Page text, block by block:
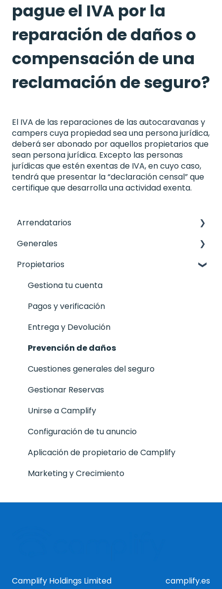
pague el IVA por la
reparación de daños o
compensación de una
reclamación de seguro?
El IVA de las reparaciones de las autocaravanas y
campers cuya propiedad sea una persona jurídica,
deberá ser abonado por aquellos propietarios que
sean persona jurídica. Excepto las personas
jurídicas que estén exentas de IVA, en cuyo caso,
tendrá que presentar la “declaración censal” que
certifique que desarrolla una actividad exenta.
Arrendatarios
Pago de la reserva
Entrega y devolución
Cobertura Avería, Daños, Accidente del
Generales
Iniciar sesión/Registrarse
Propietarios
Hacer una reserva a través de Camplify
Entrega y devolución
Primeros pasos
Comentarios
Seguridad en la plataforma
Propietarios
Gestiona tu cuenta
Pagos y verificación
Entrega y Devolución
Prevención de daños
Cuestiones generales del seguro
Gestionar Reservas
Unirse a Camplify
Configuración de tu anuncio
Aplicación de propietario de Camplify
Marketing y Crecimiento
Camplify Holdings Limited camplify.es